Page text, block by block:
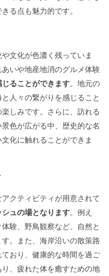
る点も魅力的です。
文化が色濃く残っていま
いや地産地消のグルメ体験
ることができます。地元の
人々の繋がりを感じること
しみです。さらに、訪れる
色が広がる中、歴史的な名
化に触れることができま
クティビティが用意されて
シュの場となります。例え
験、野鳥観察など、自然と
。また、海岸沿いの散策路
おり、健康的な時間を過ご
、疲れた体を癒すための地